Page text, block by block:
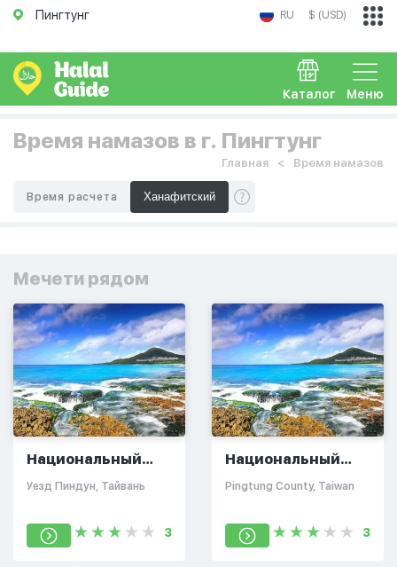
Пингтунг RU $ (USD)
Меню
Каталог
Время намазов в г. Пингтунг
Главная Время намазов
Время расчета
Мечети рядом
Национальный
Парк Кэньдин
Уезд Пиндун, Тайвань
3
Национальный
Парк Кэньдин
Pingtung County, Taiwan
3